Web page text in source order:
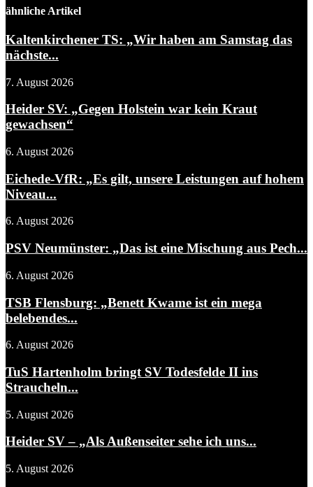
ähnliche Artikel
Kaltenkirchener TS: „Wir haben am Samstag das
nächste...
7. August 2026
Heider SV: „Gegen Holstein war kein Kraut
gewachsen“
6. August 2026
Eichede-VfR: „Es gilt, unsere Leistungen auf hohem
Niveau...
6. August 2026
PSV Neumünster: „Das ist eine Mischung aus Pech...
6. August 2026
TSB Flensburg: „Benett Kwame ist ein mega
belebendes...
6. August 2026
TuS Hartenholm bringt SV Todesfelde II ins
Straucheln...
5. August 2026
Heider SV – „Als Außenseiter sehe ich uns...
5. August 2026